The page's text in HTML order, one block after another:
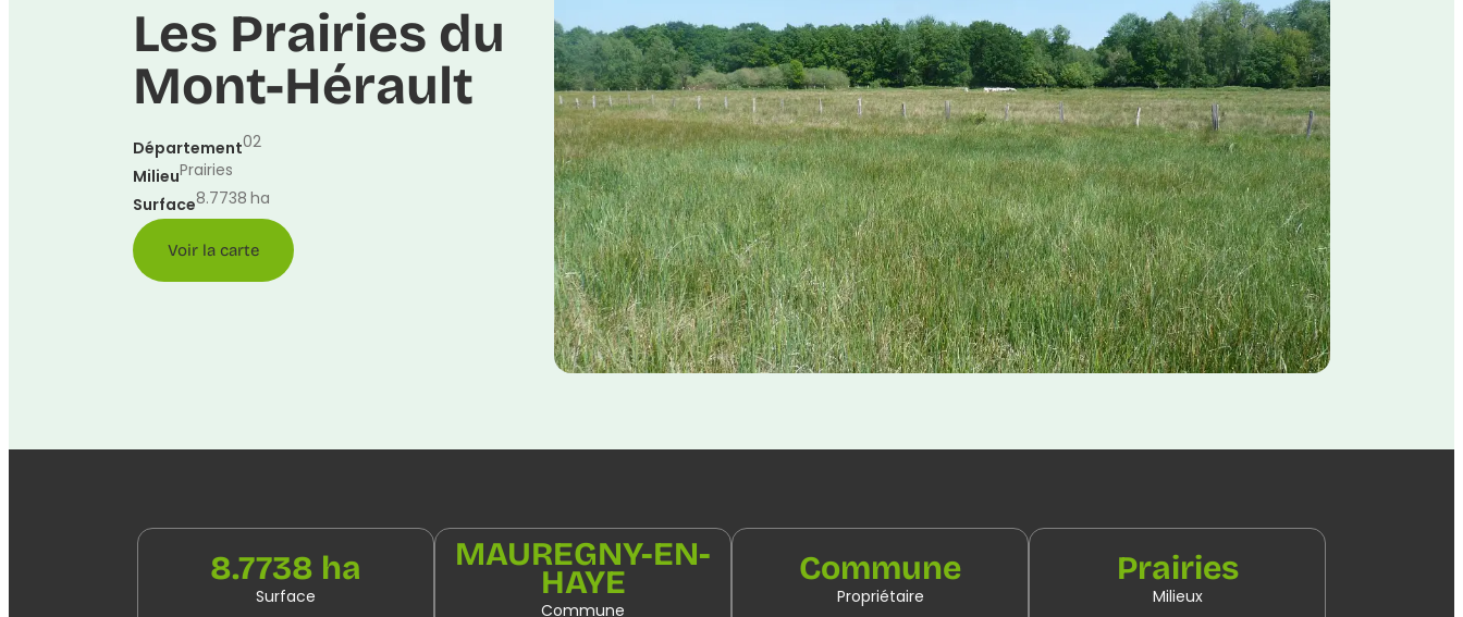
Les Prairies du
Mont-Hérault
Département02
MilieuPrairies
Surface8.7738 ha
Voir la carte
8.7738 ha
Surface
MAUREGNY-EN-
HAYE
Commune
Commune
Propriétaire
Prairies
Milieux